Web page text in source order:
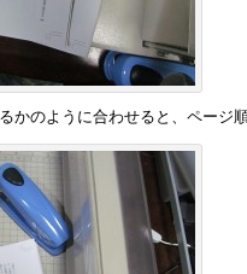
かのように合わせると、ページ